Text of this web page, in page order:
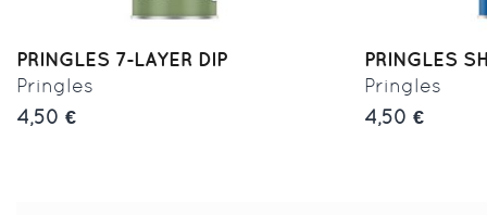
PRINGLES 7-LAYER DIP
Pringles
4,50 €
PRINGLES
Pringles
4,50 €